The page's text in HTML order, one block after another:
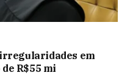
em
R$55 mi